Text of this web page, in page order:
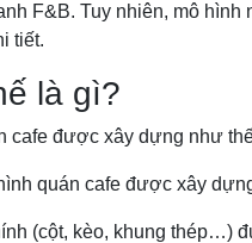
F&B. Tuy nhiên, mô
tiết.
là gì?
cafe được xây dựng như
quán cafe được xây
(cột, kèo, khung thép…)